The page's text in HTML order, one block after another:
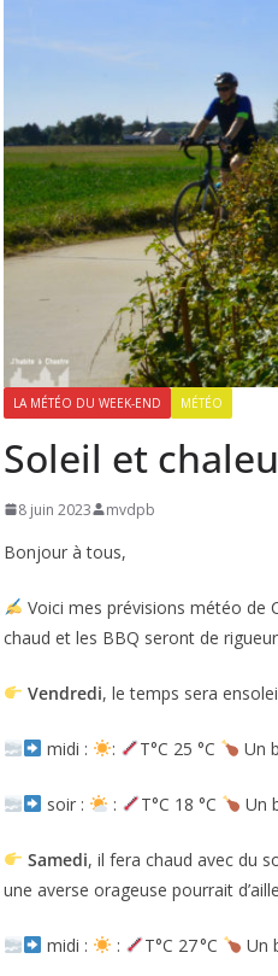
LA MÉTÉO DU WEEK-END MÉTÉO
Soleil et
8 juin 2023 mvdpb
Bonjour à tous,
Voici mes prévisions météo de
chaud et les BBQ seront de
Vendredi, le temps sera
midi : : T°C 25 °C Un
soir : : T°C 18 °C Un
Samedi, il fera chaud avec du
une averse orageuse pourrait
midi : : T°C 27 °C Un